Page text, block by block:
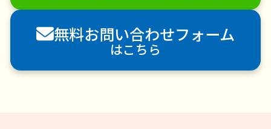
害獣駆除
防草シート施工
ナメクジ駆除
害虫駆除
無料お問い合わせフォーム
はこちら